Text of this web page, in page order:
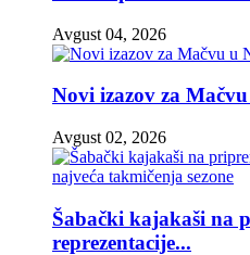
Avgust 04, 2026
Novi izazov za
Avgust 02, 2026
Šabački kajakaši na
reprezentacije...